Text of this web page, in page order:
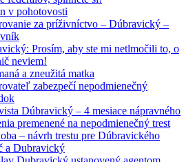
v pohotovosti
za príživníctvo – Dúbravický –
Prosím, aby ste mi netlmočili to, o
neviem!
a zneužitá matka
zabezpečí nepodmienečný
Dúbravický – 4 mesiace nápravného
premenené na nepodmienečný trest
– návrh trestu pre Dúbravického
a Dubravický